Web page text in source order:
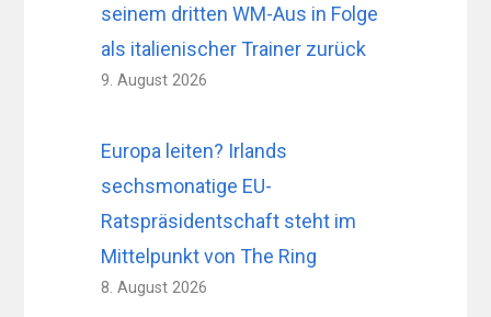
seinem dritten WM-Aus in Folge
als italienischer Trainer zurück
9. August 2026
Europa leiten? Irlands
sechsmonatige EU-
Ratspräsidentschaft steht im
Mittelpunkt von The Ring
8. August 2026